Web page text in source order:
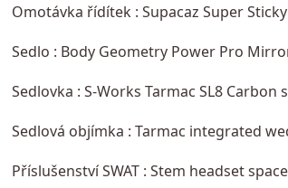
Omotávka řídítek : Supacaz Super
Sedlo : Body Geometry Power Pro
Sedlovka : S-Works Tarmac SL8
Sedlová objímka : Tarmac integrated
Příslušenství SWAT : Stem headset